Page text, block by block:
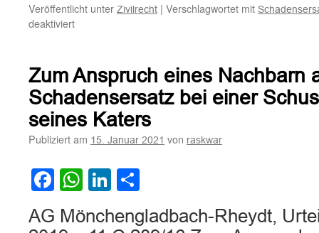
Veröffentlicht unter Zivilrecht | Verschlagwortet mit
deaktiviertfür
eines
Sanitär-
und
Heizungsinstallationsbetrieb
wegen
der
Stromschlag
erlittenen
Verletzungen
Zum Anspruch eines Nachbarn
Schadensersatz bei einer
seines Katers
Publiziert am 15. Januar 2021 von raskwar
Facebook
WhatsApp
LinkedIn
AG Mönchengladbach-Rheydt,